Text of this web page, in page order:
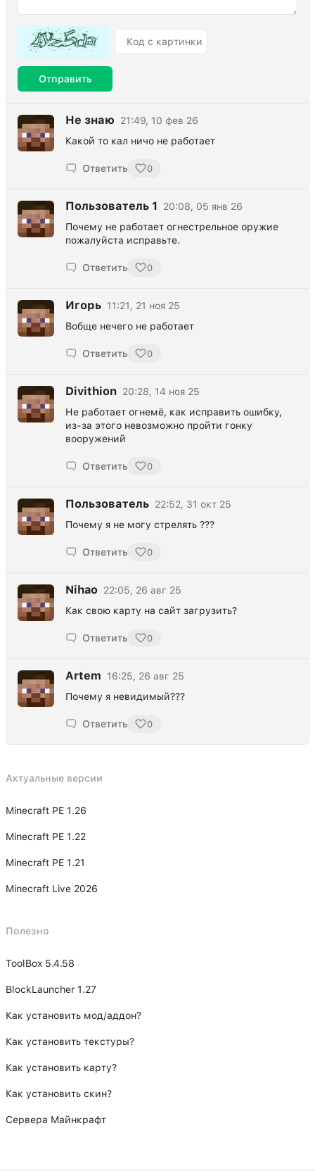
Отправить
Не знаю
21:49, 10 фев 26
Какой то кал ничо не работает
Ответить 0
Пользователь 1
20:08, 05 янв 26
Почему не работает огнестрельное оружие
пожалуйста исправьте.
Ответить 0
Игорь 11:21, 21 ноя 25
Вобще нечего не работает
Ответить 0
Divithion 20:28, 14 ноя 25
Не работает огнемё, как исправить ошибку,
из-за этого невозможно пройти гонку
вооружений
Ответить 0
Пользователь 22:52, 31 окт 25
Почему я не могу стрелять ???
Ответить 0
Nihao 22:05, 26 авг 25
Как свою карту на сайт загрузить?
Ответить 0
Artem
16:25, 26 авг 25
Почему я невидимый???
Ответить 0
Актуальные версии
Minecraft PE 1.26
Minecraft PE 1.22
Minecraft PE 1.21
Minecraft Live 2026
Полезно
ToolBox 5.4.58
BlockLauncher 1.27
Как установить мод/аддон?
Как установить текстуры?
Как установить карту?
Как установить скин?
Сервера Майнкрафт